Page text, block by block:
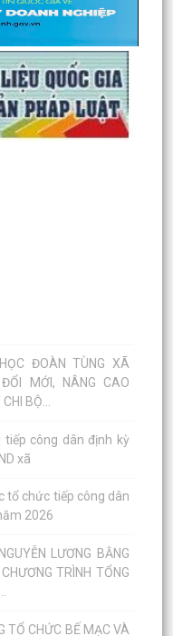
trong phong trào hiến
Nguyễn Lương Bằng
toàn cấp ủy chi bộ
xã
tổ chức tiếp công dân
2026
LƯƠNG BẰNG
TRÌNH TỔNG
TỔ CHỨC BẾ MẠC VÀ
NIÊN, NHI ĐỒNG HÈ
BẰNG TỔ CHỨC
ĐỘI TỰ QUẢN